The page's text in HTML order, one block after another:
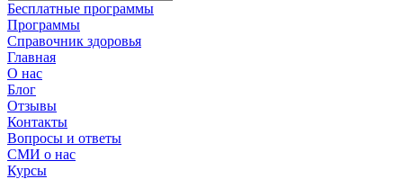
Бесплатные программы
Программы
Справочник здоровья
Главная
О нас
Блог
Отзывы
Контакты
Вопросы и ответы
СМИ о нас
Курсы